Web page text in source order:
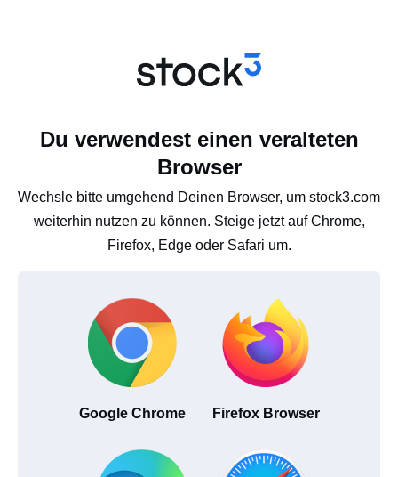
Du verwendest einen veralteten
Browser
Wechsle bitte umgehend Deinen Browser, um stock3.com
weiterhin nutzen zu können. Steige jetzt auf Chrome,
Firefox, Edge oder Safari um.
Google Chrome Firefox Browser